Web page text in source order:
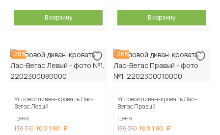
В корзину В корзину
-26%
Угловой диван-кровать Лас-
Вегас Левый
Цена
136 310 100 190
-26%
Угловой диван-кровать Лас-
Вегас Правый
Цена
136 310 100 190